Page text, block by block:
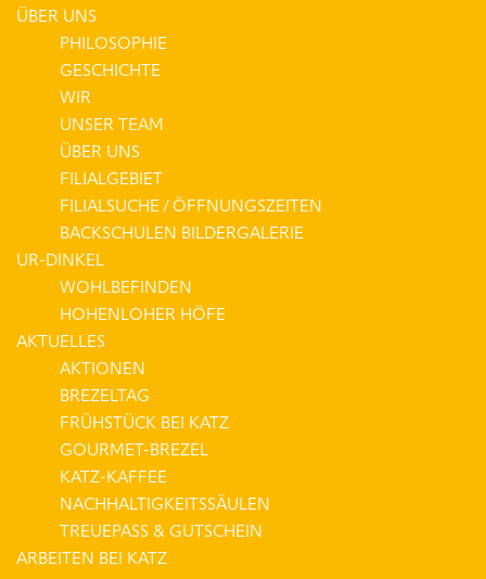
ÜBER UNS
PHILOSOPHIE
GESCHICHTE
WIR
UNSER TEAM
ÜBER UNS
FILIALGEBIET
FILIALSUCHE / ÖFFNUNGSZEITEN
BACKSCHULEN BILDERGALERIE
UR-DINKEL
WOHLBEFINDEN
HOHENLOHER HÖFE
AKTUELLES
AKTIONEN
BREZELTAG
FRÜHSTÜCK BEI KATZ
GOURMET-BREZEL
KATZ-KAFFEE
NACHHALTIGKEITSSÄULEN
TREUEPASS & GUTSCHEIN
ARBEITEN BEI KATZ